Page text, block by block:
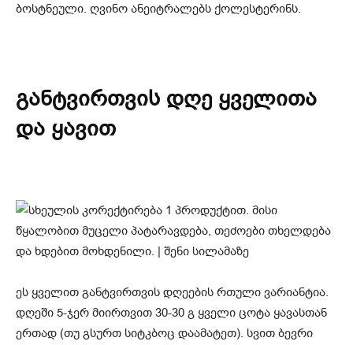
ბოსტნეული. ღვინო ანეიტრალებს ქოლესტერინს.
განტვირთვის დღე ყველითა
და ყავით
ეს ყველით განტვირთვის დღეების რთული ვარიანტია.
დღეში 5-ჯერ მიირთვით 30-30 გ ყველი ცოტა ყავასთან
ერთად (თუ გსურთ სიტკბოც დაამატეთ). სვით ბევრი